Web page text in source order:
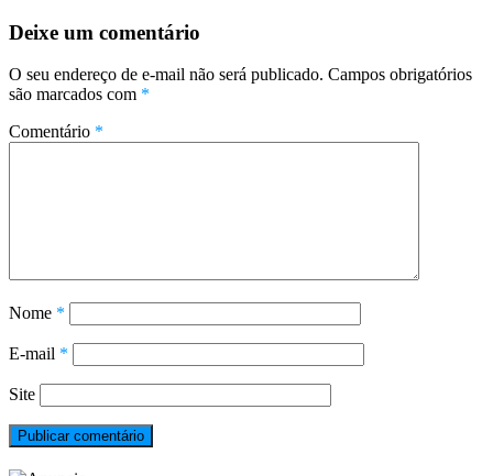
Deixe um comentário
O seu endereço de e-mail não será publicado. Campos obrigatórios
são marcados com *
Comentário *
Nome *
E-mail *
Site